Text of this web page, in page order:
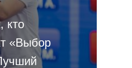
кто
«Выбор